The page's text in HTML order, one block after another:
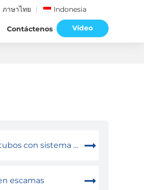
ภาษาไทย Indonesia
Contáctenos Vídeo
sistema de amoníaco
escamas